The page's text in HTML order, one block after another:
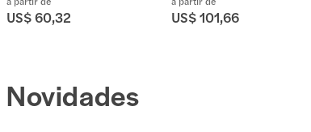
US$ 60,32 US$ 101,66
Novidades